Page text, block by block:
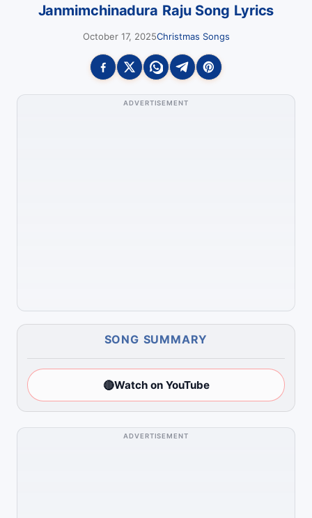
Janmimchinadura Raju Song Lyrics
October 17, 2025Christmas Songs
ADVERTISEMENT
SONG SUMMARY
🔴Watch on YouTube
ADVERTISEMENT